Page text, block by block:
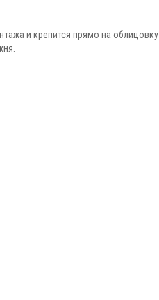
и крепится прямо на